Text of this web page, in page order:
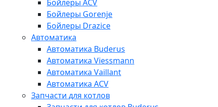
Бойлеры ACV
Бойлеры Gorenje
Бойлеры Drazice
Автоматика
Автоматика Buderus
Автоматика Viessmann
Автоматика Vaillant
Автоматика ACV
Запчасти для котлов